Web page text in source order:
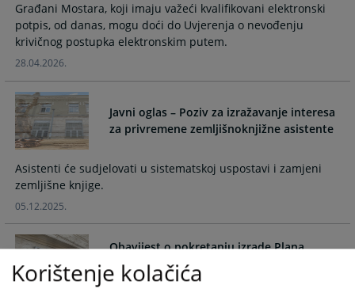
question
mark
key
to
get
the
keyboard
shortcuts
changing
dates.
question
mark
key
get
keyboard
shortcuts
changing
Građani Mostara, koji imaju važeći kvalifikovani elektronski
potpis, od danas, mogu doći do Uvjerenja o nevođenju
krivičnog postupka elektronskim putem.
28.04.2026.
Javni oglas – Poziv za izražavanje interesa
za privremene zemljišnoknjižne asistente
Asistenti će sudjelovati u sistematskoj uspostavi i zamjeni
zemljišne knjige.
05.12.2025.
Obavijest o pokretanju izrade Plana
integriteta i imenovanju Radne grupe u
Općinskom sudu u Mostaru
Korištenje kolačića